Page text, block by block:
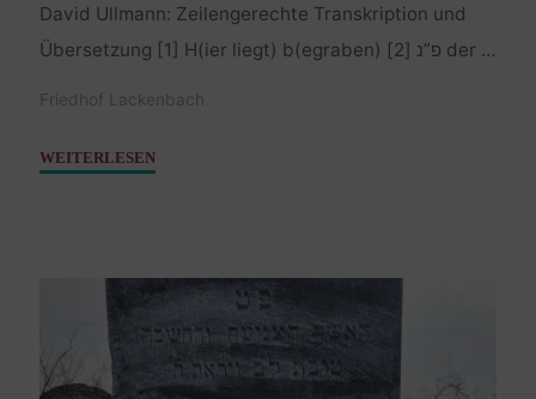
David Ullmann: Zeilengerechte Transkription und
Übersetzung [1] H(ier liegt) b(egraben) פ”נ [2] der …
Friedhof Lackenbach
WEITERLESEN"Ullmann
Jänner